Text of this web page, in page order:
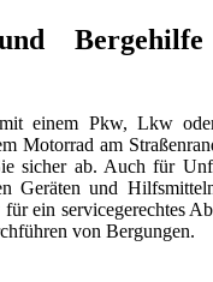
und
einem Pkw, Lkw
Motorrad am
sicher ab. Auch für
Geräten und
ein servicegerechtes
von Bergungen.